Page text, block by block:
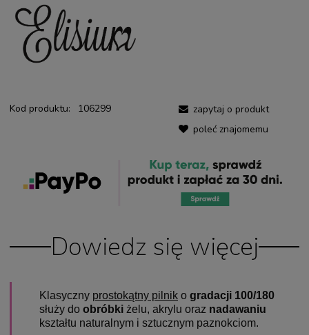
Kod produktu: 106299
zapytaj o produkt
poleć znajomemu
Dowiedz się więcej
Klasyczny prostokątny pilnik o gradacji 100/180
służy do obróbki żelu, akrylu oraz nadawaniu
kształtu naturalnym i sztucznym paznokciom.